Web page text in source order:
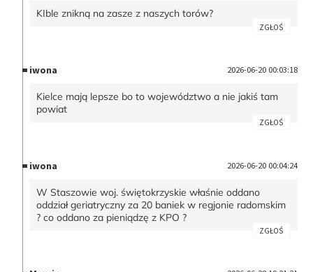
KIble znikną na zasze z naszych torów?
ZGŁOŚ
iwona 2026-06-20 00:03:18
Kielce mają lepsze bo to województwo a nie jakiś tam
powiat
ZGŁOŚ
iwona 2026-06-20 00:04:24
W Staszowie woj. świętokrzyskie właśnie oddano
oddział geriatryczny za 20 baniek w regjonie radomskim
? co oddano za pieniądzę z KPO ?
ZGŁOŚ